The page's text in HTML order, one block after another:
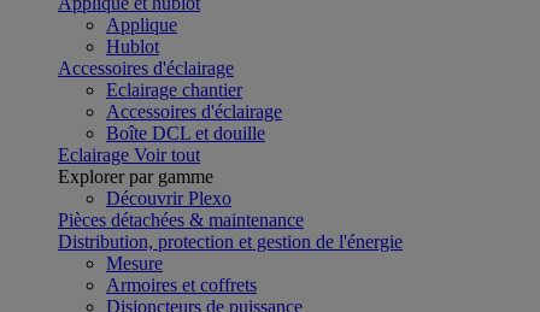
Applique
Hublot
Accessoires d'éclairage
Eclairage chantier
Accessoires d'éclairage
Boîte DCL et douille
Eclairage Voir tout
Explorer par gamme
Découvrir Plexo
Pièces détachées & maintenance
Distribution, protection et gestion de l'énergie
Mesure
Armoires et coffrets
Disjoncteurs de puissance